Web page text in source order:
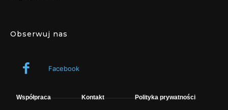
Obserwuj nas
Facebook
Współpraca Kontakt Polityka prywatności